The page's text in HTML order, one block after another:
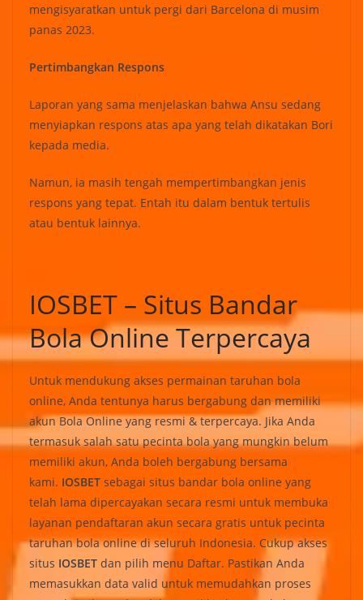
mengisyaratkan untuk pergi dari Barcelona di musim
panas 2023.
Pertimbangkan Respons
Laporan yang sama menjelaskan bahwa Ansu sedang
menyiapkan respons atas apa yang telah dikatakan Bori
kepada media.
Namun, ia masih tengah mempertimbangkan jenis
respons yang tepat. Entah itu dalam bentuk tertulis
atau bentuk lainnya.
IOSBET – Situs Bandar
Bola Online Terpercaya
Untuk mendukung akses permainan taruhan bola
online, Anda tentunya harus bergabung dan memiliki
akun Bola Online yang resmi & terpercaya. Jika Anda
termasuk salah satu pecinta bola yang mungkin belum
memiliki akun, Anda boleh bergabung bersama
kami. IOSBET sebagai situs bandar bola online yang
telah lama dipercayakan secara resmi untuk membuka
layanan pendaftaran akun secara gratis untuk pecinta
taruhan bola online di seluruh Indonesia. Cukup akses
situs IOSBET dan pilih menu Daftar. Pastikan Anda
memasukkan data valid untuk memudahkan proses